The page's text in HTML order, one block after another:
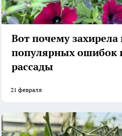
Вот почему захирела
популярных ошибок
рассады
21 февраля